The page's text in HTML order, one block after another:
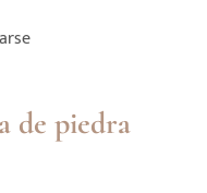
de piedra